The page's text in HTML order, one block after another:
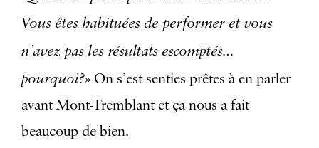
Vous êtes habituées de performer et vous
n’avez pas les résultats escomptés…
pourquoi?» On s’est senties prêtes à en parler
avant Mont-Tremblant et ça nous a fait
beaucoup de bien.